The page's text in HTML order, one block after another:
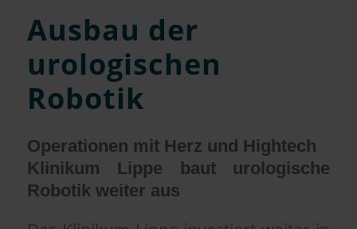
Ausbau der
urologischen
Robotik
Operationen mit Herz und Hightech
Klinikum Lippe baut urologische
Robotik weiter aus